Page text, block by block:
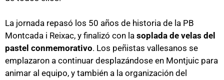
La jornada repasó los 50 años de historia de la PB
Montcada i Reixac, y finalizó con la soplada de velas del
pastel conmemorativo. Los peñistas vallesanos se
emplazaron a continuar desplazándose en Montjuic para
animar al equipo, y también a la organización del